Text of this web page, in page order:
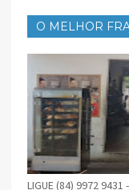
O MELHOR
LIGUE (84) 9972 9431